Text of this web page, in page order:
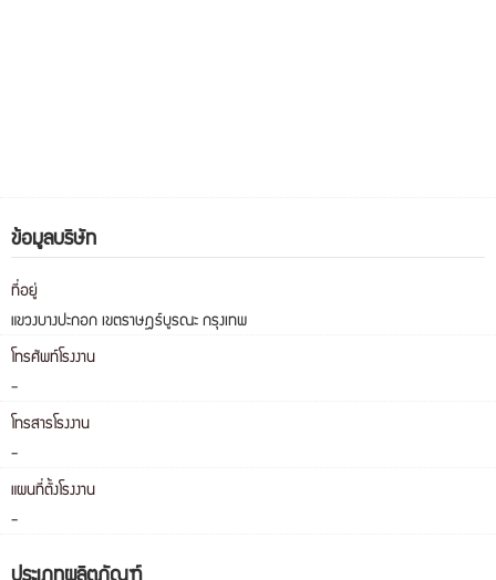
ข้อมูลบริษัท
ที่อยู่
แขวงบางปะกอก เขตราษฎร์บูรณะ กรุงเทพ
โทรศัพท์โรงงาน
-
โทรสารโรงงาน
-
แผนที่ตั้งโรงงาน
-